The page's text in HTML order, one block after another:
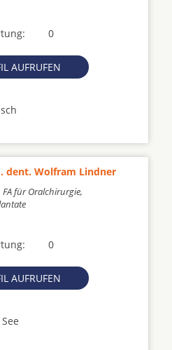
0
AUFRUFEN
dent. Wolfram Lindner
für Oralchirurgie,
0
AUFRUFEN